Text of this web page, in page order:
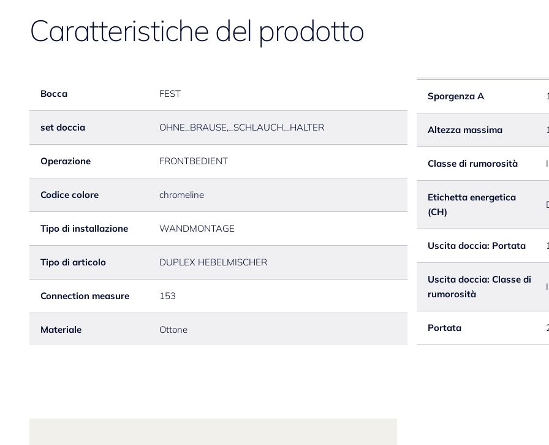
Caratteristiche del prodotto
Bocca FEST
set doccia OHNE_BRAUSE,_SCHLAUCH,_HALTER
Operazione FRONTBEDIENT
Codice colore chromeline
Tipo di installazione WANDMONTAGE
Tipo di articolo DUPLEX HEBELMISCHER
Connection measure 153
Materiale Ottone
Sporgenza A
Altezza massima
Classe di rumorosità I
Etichetta energetica
(CH)
Uscita doccia: Portata
Uscita doccia: Classe di
rumorosità
I
Portata